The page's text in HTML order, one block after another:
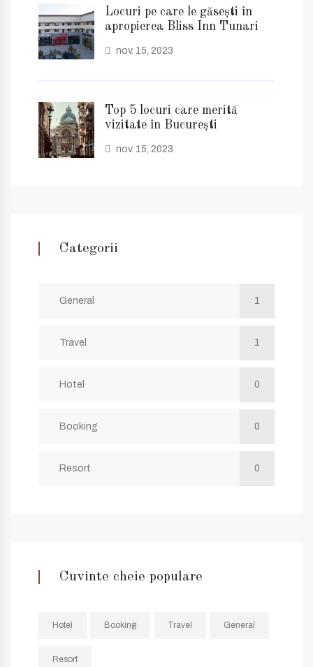
Locuri pe care le găsești în
apropierea Bliss Inn Tunari
nov. 15, 2023
Top 5 locuri care merită
vizitate în București
nov. 15, 2023
Categorii
General 1
Travel 1
Hotel 0
Booking 0
Resort 0
Cuvinte cheie populare
Hotel Booking Travel General
Resort